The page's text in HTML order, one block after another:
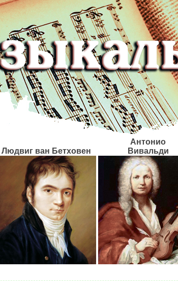
Людвиг ван Бетховен
Антонио
Вивальди